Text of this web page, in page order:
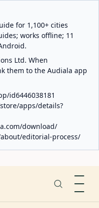
for 1,100+ cities
works offline; 11
Ltd. When
them to the Audiala app
id6446038181
apps/details?
download/
editorial-process/